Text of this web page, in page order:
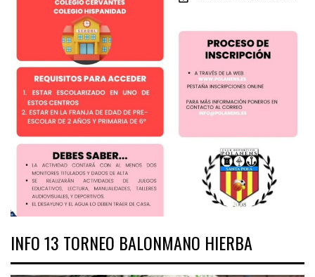
INFO 13 TORNEO BALONMANO HIERBA